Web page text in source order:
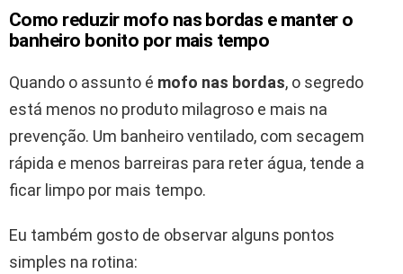
Como reduzir mofo nas bordas e manter o
banheiro bonito por mais tempo
Quando o assunto é mofo nas bordas, o segredo
está menos no produto milagroso e mais na
prevenção. Um banheiro ventilado, com secagem
rápida e menos barreiras para reter água, tende a
ficar limpo por mais tempo.
Eu também gosto de observar alguns pontos
simples na rotina: